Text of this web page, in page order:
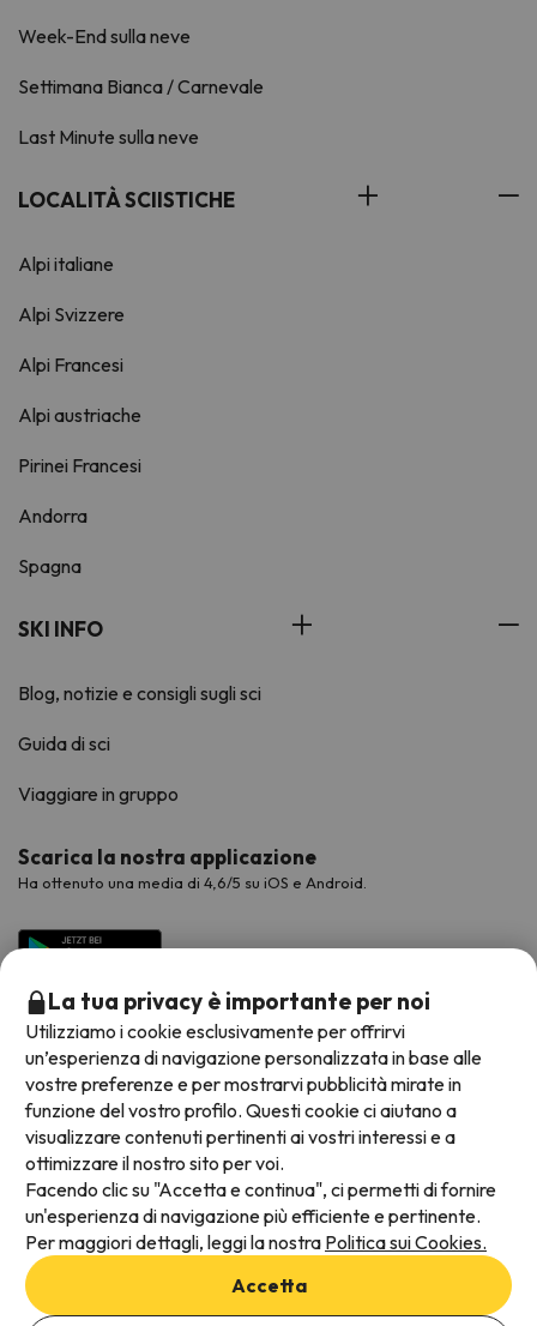
Week-End sulla neve
Settimana Bianca / Carnevale
Last Minute sulla neve
LOCALITÀ SCIISTICHE
Alpi italiane
Alpi Svizzere
Alpi Francesi
Alpi austriache
Pirinei Francesi
Andorra
Spagna
SKI INFO
Blog, notizie e consigli sugli sci
Guida di sci
Viaggiare in gruppo
Scarica la nostra applicazione
Ha ottenuto una media di 4,6/5 su iOS e Android.
Metodi di pagamento disponibili
Termini e condizioni generali
Protezione dei dati
La tua privacy è importante per noi
Utilizziamo i cookie esclusivamente per offrirvi
un’esperienza di navigazione personalizzata in base alle
vostre preferenze e per mostrarvi pubblicità mirate in
funzione del vostro profilo. Questi cookie ci aiutano a
visualizzare contenuti pertinenti ai vostri interessi e a
ottimizzare il nostro sito per voi.
Facendo clic su "Accetta e continua", ci permetti di fornire
un'esperienza di navigazione più efficiente e pertinente.
Per maggiori dettagli, leggi la nostra Politica sui Cookies.
Accetta